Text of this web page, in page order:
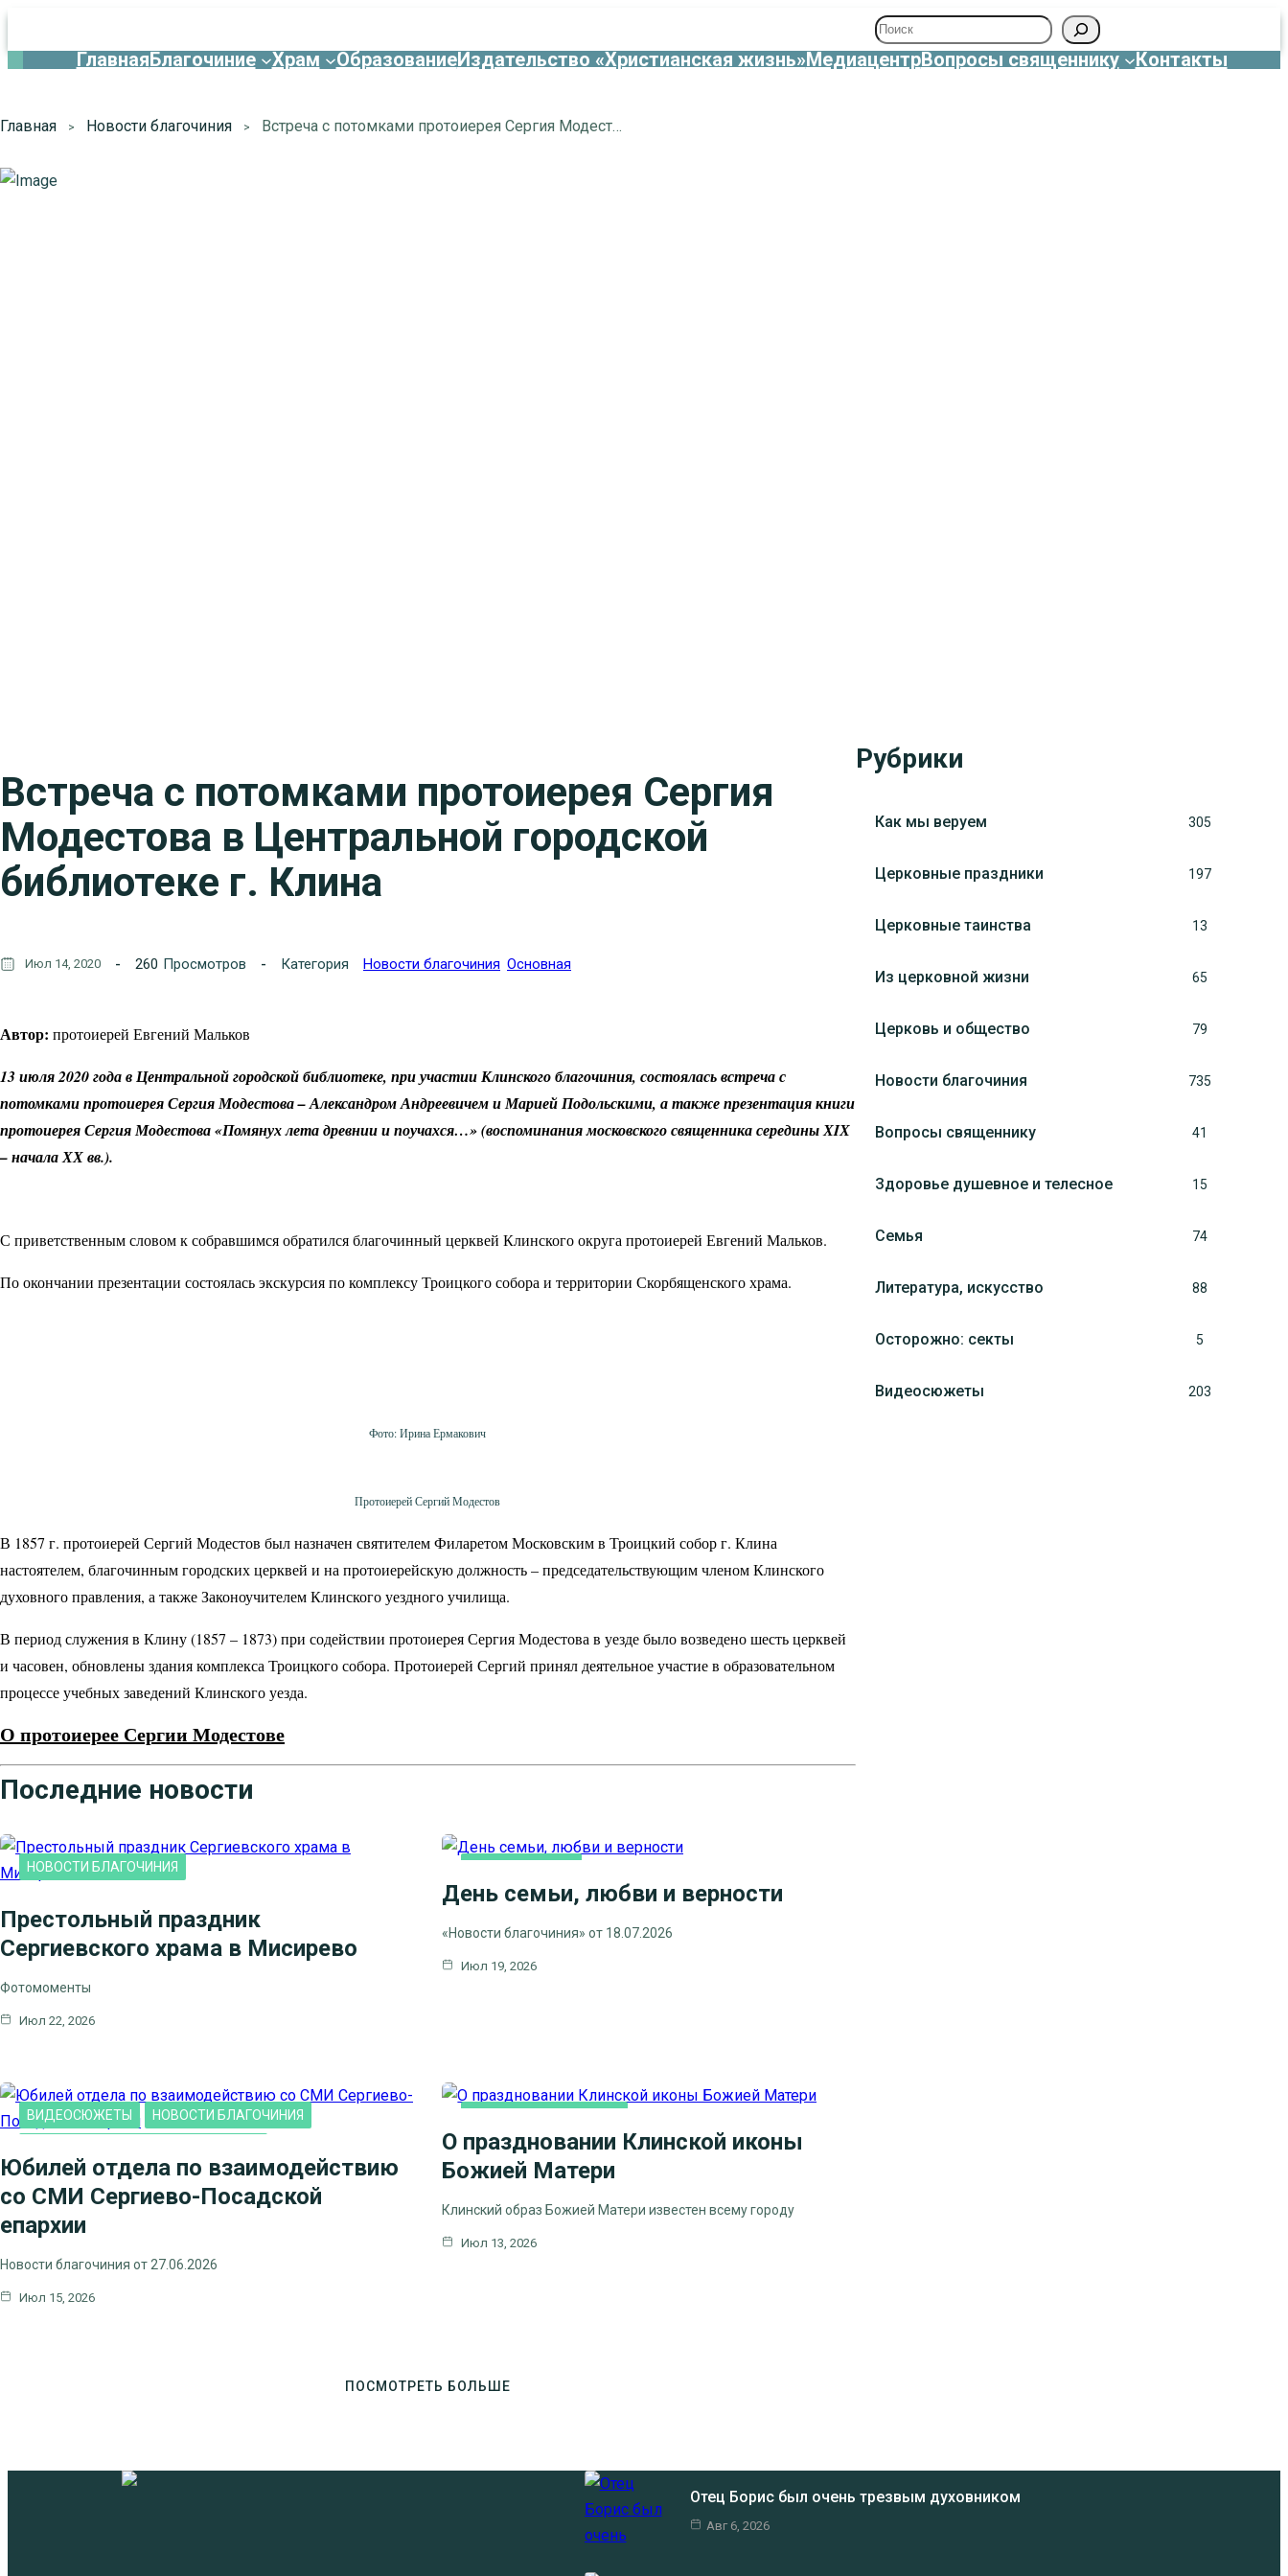
Поиск
ГлавнаяБлагочиние Храм ОбразованиеИздательство «Христианская жизнь»МедиацентрВопросы священнику Контакты
Главная Новости благочиния Встреча с потомками протоиерея Сергия Модестова в Центральной городской библиотеке г. Клина
Встреча с потомками протоиерея Сергия
Модестова в Центральной городской
библиотеке г. Клина
Июл 14, 2020 260 Просмотров Категория Новости благочиния Основная
Автор: протоиерей Евгений Мальков
13 июля 2020 года в Центральной городской библиотеке, при участии Клинского благочиния, состоялась встреча с
потомками протоиерея Сергия Модестова – Александром Андреевичем и Марией Подольскими, а также презентация книги
протоиерея Сергия Модестова «Помянух лета древнии и поучахся…» (воспоминания московского священника середины ХIХ
– начала ХХ вв.).
С приветственным словом к собравшимся обратился благочинный церквей Клинского округа протоиерей Евгений Мальков.
По окончании презентации состоялась экскурсия по комплексу Троицкого собора и территории Скорбященского храма.
Фото: Ирина Ермакович
Протоиерей Сергий Модестов
В 1857 г. протоиерей Сергий Модестов был назначен святителем Филаретом Московским в Троицкий собор г. Клина
настоятелем, благочинным городских церквей и на протоиерейскую должность – председательствующим членом Клинского
духовного правления, а также Законоучителем Клинского уездного училища.
В период служения в Клину (1857 – 1873) при содействии протоиерея Сергия Модестова в уезде было возведено шесть церквей
и часовен, обновлены здания комплекса Троицкого собора. Протоиерей Сергий принял деятельное участие в образовательном
процессе учебных заведений Клинского уезда.
О протоиерее Сергии Модестове
Последние новости
НОВОСТИ БЛАГОЧИНИЯ
Престольный праздник
Сергиевского храма в Мисирево
Фотомоменты
Июл 22, 2026
НОВОСТИ БЛАГОЧИНИЯ
НОВОСТИ КЛИНСКОГО
День семьи, любви и верности
«Новости благочиния» от 18.07.2026
Июл 19, 2026
ВИДЕОСЮЖЕТЫ НОВОСТИ БЛАГОЧИНИЯ
Юбилей отдела по взаимодействию
со СМИ Сергиево-Посадской
епархии
Новости благочиния от 27.06.2026
Июл 15, 2026
О праздновании Клинской иконы
Божией Матери
Клинский образ Божией Матери известен всему городу
Июл 13, 2026
ПОСМОТРЕТЬ БОЛЬШЕ
Рубрики
Как мы веруем 305
Церковные праздники 197
Церковные таинства 13
Из церковной жизни 65
Церковь и общество 79
Новости благочиния 735
Вопросы священнику 41
Здоровье душевное и телесное 15
Семья 74
Литература, искуcство 88
Осторожно: секты 5
Видеосюжеты 203
Отец Борис был очень трезвым духовником
Авг 6, 2026